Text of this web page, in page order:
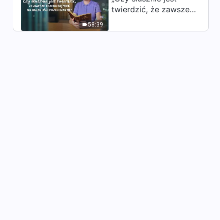
42:12
jaką wyciągnęłam z choroby”
58:39
twierdzić, że zawsze
baczności przed